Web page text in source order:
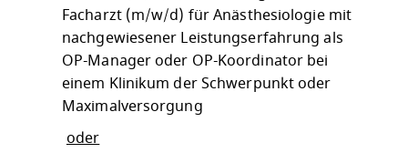
Facharzt (m/w/d) für Anästhesiologie mit
nachgewiesener Leistungserfahrung als
OP-Manager oder OP-Koordinator bei
einem Klinikum der Schwerpunkt oder
Maximalversorgung
oder